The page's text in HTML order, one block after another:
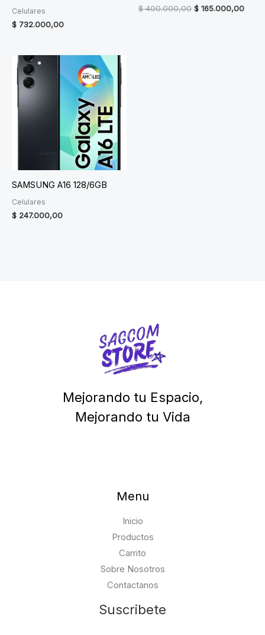
Celulares
$ 732.000,00
$400.000,00 Original
$ 165.000,00
SAMSUNG A16 128/6GB
Celulares
$ 247.000,00
Mejorando tu Espacio,
Mejorando tu Vida
Menu
Inicio
Productos
Carrito
Sobre Nosotros
Contactanos
Suscribete